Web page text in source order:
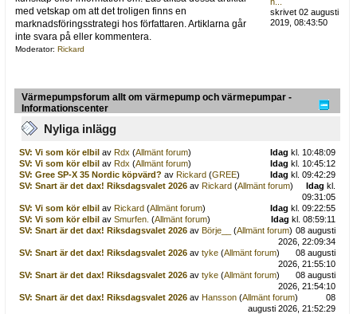
med vetskap om att det troligen finns en
marknadsföringsstrategi hos författaren. Artiklarna går
inte svara på eller kommentera.
Moderator: Rickard
skrivet 02 augusti
2019, 08:43:50
Värmepumpsforum allt om värmepump och värmepumpar -
Informationscenter
Nyliga inlägg
SV: Vi som kör elbilav Rdx (Allmänt forum) Idag kl. 10:48:09
SV: Vi som kör elbilav Rdx (Allmänt forum) Idag kl. 10:45:12
SV: Gree SP-X 35 Nordic köpvärd? av Rickard(GREE) Idag kl. 09:42:29
SV: Snart är det dax! Riksdagsvalet 2026av Rickard(Allmänt forum) Idag kl.
09:31:05
SV: Vi som kör elbilav Rickard(Allmänt forum) Idag kl. 09:22:55
SV: Vi som kör elbilav Smurfen. (Allmänt forum) Idag kl. 08:59:11
SV: Snart är det dax! Riksdagsvalet 2026av Börje__ (Allmänt forum) 08 augusti
2026, 22:09:34
SV: Snart är det dax! Riksdagsvalet 2026av tyke(Allmänt forum)
08 augusti
2026, 21:55:10
SV: Snart är det dax! Riksdagsvalet 2026av tyke(Allmänt forum)
08 augusti
2026, 21:54:10
SV: Snart är det dax! Riksdagsvalet 2026av Hansson(Allmänt forum)
08
augusti 2026, 21:52:29